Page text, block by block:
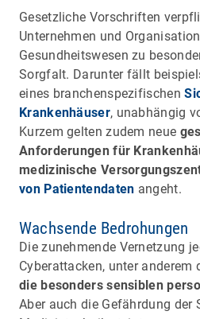
Gesetzliche Vorschriften
Unternehmen und
Gesundheitswesen zu
Sorgfalt. Darunter fällt
eines branchenspezifischen
Krankenhäuser, unabhängig
Kurzem gelten zudem neue
Anforderungen für
medizinische
von Patientendaten angeht.
Wachsende Bedrohungen
Die zunehmende Vernetzung
Cyberattacken, unter anderem
die besonders sensiblen
Aber auch die Gefährdung der